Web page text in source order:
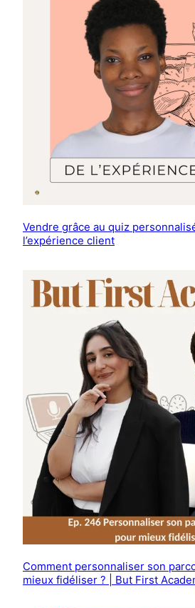
Vendre grâce au quiz
l’expérience client
Comment personnaliser son
mieux fidéliser ? | But First